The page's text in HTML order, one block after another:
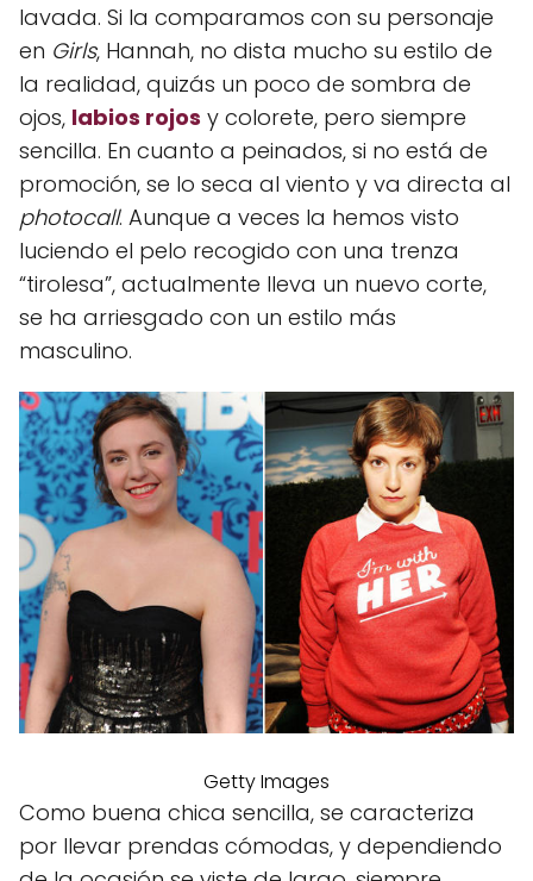
lavada. Si la comparamos con su personaje
en Girls, Hannah, no dista mucho su estilo de
la realidad, quizás un poco de sombra de
ojos, labios rojos y colorete, pero siempre
sencilla. En cuanto a peinados, si no está de
promoción, se lo seca al viento y va directa al
photocall. Aunque a veces la hemos visto
luciendo el pelo recogido con una trenza
“tirolesa”, actualmente lleva un nuevo corte,
se ha arriesgado con un estilo más
masculino.
Getty Images
Como buena chica sencilla, se caracteriza
por llevar prendas cómodas, y dependiendo